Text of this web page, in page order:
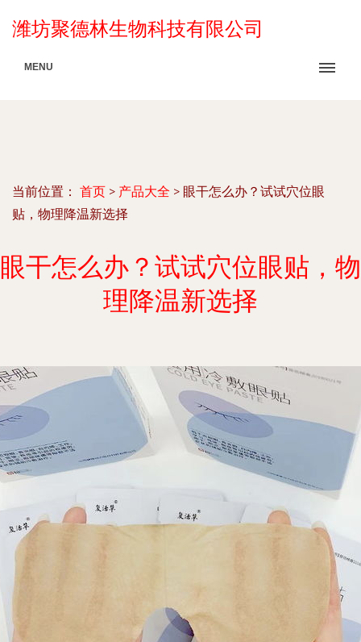
潍坊聚德林生物科技有限公司
MENU
当前位置： 首页 > 产品大全 > 眼干怎么办？试试穴位眼
贴，物理降温新选择
眼干怎么办？试试穴位眼贴，物
理降温新选择